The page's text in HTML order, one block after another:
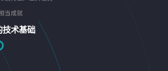
当成就
技术基础